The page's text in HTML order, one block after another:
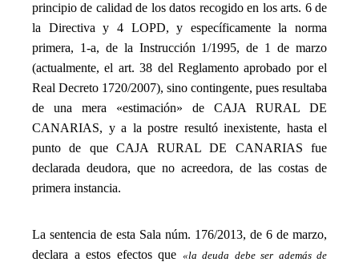
principio de calidad de los datos recogido en los arts. 6 de
la Directiva y 4 LOPD, y específicamente la norma
primera, 1-a, de la Instrucción 1/1995, de 1 de marzo
(actualmente, el art. 38 del Reglamento aprobado por el
Real Decreto 1720/2007), sino contingente, pues resultaba
de una mera «estimación» de CAJA RURAL DE
CANARIAS, y a la postre resultó inexistente, hasta el
punto de que CAJA RURAL DE CANARIAS fue
declarada deudora, que no acreedora, de las costas de
primera instancia.
La sentencia de esta Sala núm. 176/2013, de 6 de marzo,
declara a estos efectos que «la deuda debe ser además de